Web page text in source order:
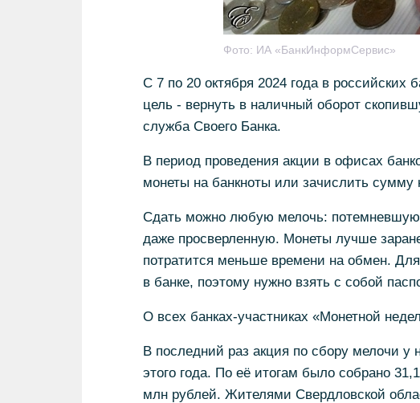
Фото: ИА «БанкИнформСервис»
С 7 по 20 октября 2024 года в российских
цель - вернуть в наличный оборот
служба Своего Банка.
В период проведения акции в офисах
монеты на банкноты или зачислить сумму
Сдать можно любую мелочь:
даже просверленную. Монеты лучше
потратится меньше времени на обмен.
в банке, поэтому нужно взять с собой
О всех банках-участниках «Монетной
В последний раз акция по сбору мелочи у
этого года. По её итогам было собрано
млн рублей. Жителями Свердловской